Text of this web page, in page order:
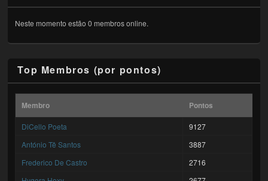
Neste momento estão 0 membros online.
Top Membros (por pontos)
Membro Pontos
DiCello Poeta
9127
António Tê Santos
3887
Frederico De Castro
2716